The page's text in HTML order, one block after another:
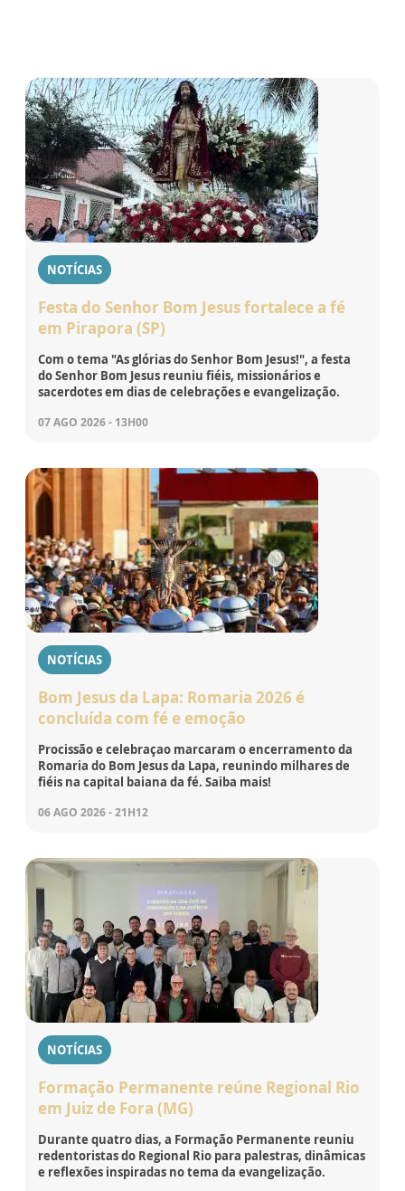
NOTÍCIAS
Festa do Senhor Bom Jesus fortalece a fé
em Pirapora (SP)
Com o tema "As glórias do Senhor Bom Jesus!", a festa
do Senhor Bom Jesus reuniu fiéis, missionários e
sacerdotes em dias de celebrações e evangelização.
07 AGO 2026 - 13H00
NOTÍCIAS
Bom Jesus da Lapa: Romaria 2026 é
concluída com fé e emoção
Procissão e celebraçao marcaram o encerramento da
Romaria do Bom Jesus da Lapa, reunindo milhares de
fiéis na capital baiana da fé. Saiba mais!
06 AGO 2026 - 21H12
NOTÍCIAS
Formação Permanente reúne Regional Rio
em Juiz de Fora (MG)
Durante quatro dias, a Formação Permanente reuniu
redentoristas do Regional Rio para palestras, dinâmicas
e reflexões inspiradas no tema da evangelização.